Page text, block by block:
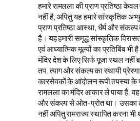
हमारे रामलला की प्राण प्रतिष्ठा
नहीं है, अपितु यह हमारे सांस्कृतिक
प्राण प्रतिष्ठा आस्था, धैर्य और
है। यह हमारी समृद्ध सांस्कृतिक
एवं आध्यात्मिक मूल्यों का प्रतिबिंब भी
मंदिर देश के लिए सिर्फ पूजा स्थल नहीं
तप, त्याग और संकल्प का स्थायी
कारसेवकों के आंदोलन रूपी तपस्या
रामलला का मंदिर आकार ले पाया है,
और संकल्प से ओत-प्रोत था। उसका
नहीं अपितु रामराज्य स्थापित करना